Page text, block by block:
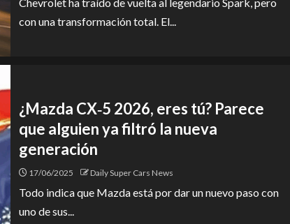
con una transformación total. El...
¿Mazda CX‑5 2026, eres tú? Parece
que alguien ya filtró la nueva
generación
17/06/2025 Daily Super Cars News
Todo indica que Mazda está por dar un nuevo paso con
uno de sus...